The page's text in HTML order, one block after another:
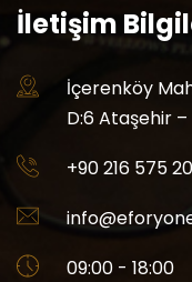
İletişim
İçerenköy
D:6 Ataşehir
+90 216 575
09:00 - 18:00